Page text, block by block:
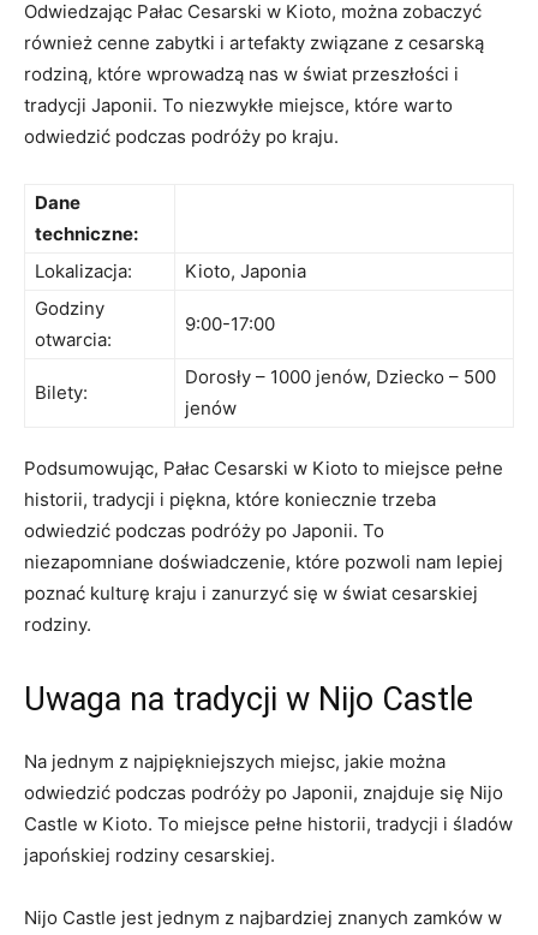
Odwiedzając Pałac Cesarski‌ w Kioto, ‌można zobaczyć
również cenne zabytki ⁢i artefakty związane z cesarską‌
rodziną, które wprowadzą nas w świat przeszłości i
tradycji Japonii. ⁤To niezwykłe‌ miejsce, które warto
odwiedzić podczas podróży po kraju.
Dane
‍techniczne:
Lokalizacja:
Kioto, Japonia
Godziny
otwarcia:
9:00-17:00
Bilety:
Dorosły – 1000 jenów, Dziecko – 500
jenów
Podsumowując, Pałac⁢ Cesarski w Kioto to miejsce pełne
historii, tradycji i piękna, które koniecznie trzeba
odwiedzić podczas‌ podróży po Japonii. To
⁢niezapomniane doświadczenie, które pozwoli nam lepiej
poznać kulturę kraju i zanurzyć się w świat cesarskiej
rodziny.
Uwaga na ‌tradycji w Nijo Castle
Na jednym ​z najpiękniejszych miejsc, jakie można
odwiedzić podczas podróży⁤ po ⁤Japonii, znajduje się Nijo
Castle w Kioto. To miejsce pełne historii, tradycji i śladów
japońskiej rodziny cesarskiej.
Nijo ‍Castle jest jednym z najbardziej znanych zamków w